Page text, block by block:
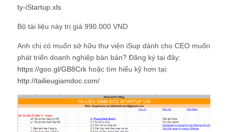
ty-iStartup.xls
Bộ tài liệu này trị giá 990.000 VND
Anh chị có muốn sở hữu thư viện iSup dành cho CEO muốn
phát triển doanh nghiệp bàn bản? Đăng ký tại đây:
https://goo.gl/GB8Crk hoặc tìm hiểu kỹ hơn tại:
http://tailieugiamdoc.com/